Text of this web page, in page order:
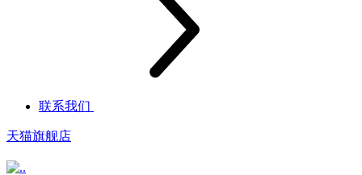
联系我们
天猫旗舰店